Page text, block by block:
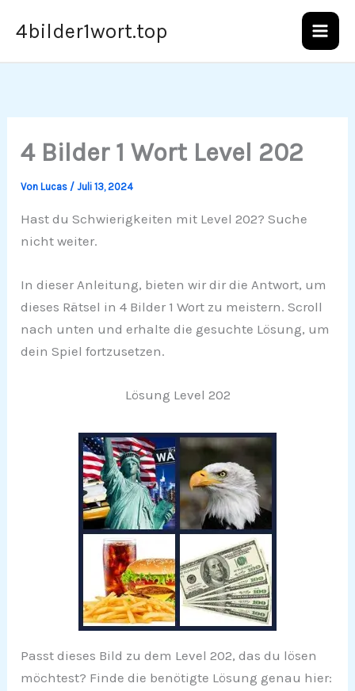
Inhalt
4bilder1wort.top
4 Bilder 1 Wort Level 202
VonLucas /Juli 13, 2024
Hast du Schwierigkeiten mit Level 202? Suche
nicht weiter.
In dieser Anleitung, bieten wir dir die Antwort, um
dieses Rätsel in 4 Bilder 1 Wort zu meistern. Scroll
nach unten und erhalte die gesuchte Lösung, um
dein Spiel fortzusetzen.
Lösung Level 202
Passt dieses Bild zu dem Level 202, das du lösen
möchtest? Finde die benötigte Lösung genau hier: